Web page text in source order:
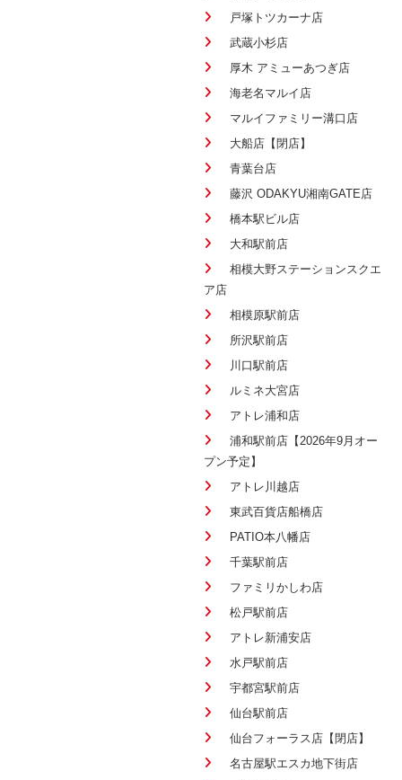
戸塚トツカーナ店
武蔵小杉店
厚木 アミューあつぎ店
海老名マルイ店
マルイファミリー溝口店
大船店【閉店】
青葉台店
藤沢 ODAKYU湘南GATE店
橋本駅ビル店
大和駅前店
相模大野ステーションスクエ
ア店
相模原駅前店
所沢駅前店
川口駅前店
ルミネ大宮店
アトレ浦和店
浦和駅前店【2026年9月オー
プン予定】
アトレ川越店
東武百貨店船橋店
PATIO本八幡店
千葉駅前店
ファミリかしわ店
松戸駅前店
アトレ新浦安店
水戸駅前店
宇都宮駅前店
仙台駅前店
仙台フォーラス店【閉店】
名古屋駅エスカ地下街店